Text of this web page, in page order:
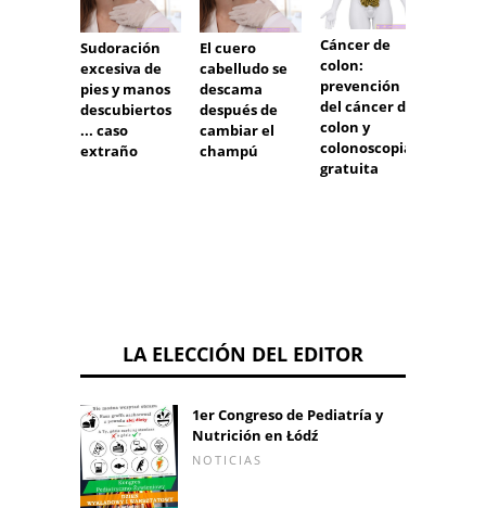
Sudoración
excesiva de
pies y manos
descubiertos
... caso
extraño
El cuero
cabelludo se
descama
después de
cambiar el
champú
Cáncer de
colon:
prevención
del cáncer de
colon y
colonoscopia
gratuita
LA ELECCIÓN DEL EDITOR
1er Congreso de Pediatría y
Nutrición en Łódź
NOTICIAS